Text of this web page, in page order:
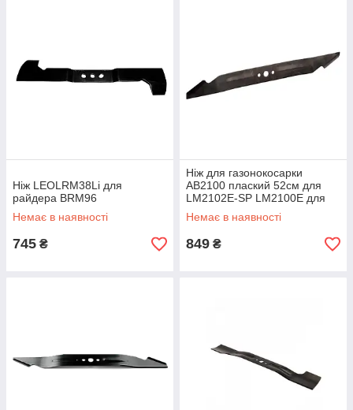
Ніж LEOLRM38Li для
райдера BRM96
Немає в наявності
745 ₴
Ніж для газонокосарки
АВ2100 плаский 52см для
LM2102E-SP LM2100E для
мульчування
Немає в наявності
849 ₴